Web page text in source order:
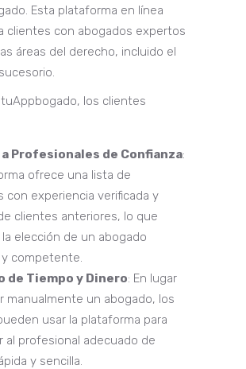
Esta plataforma en línea
clientes con abogados expertos
áreas del derecho, incluido el
los clientes
Profesionales de Confianza:
ofrece una lista de
con experiencia verificada y
clientes anteriores, lo que
la elección de un abogado
competente.
de Tiempo y Dinero: En lugar
manualmente un abogado, los
usar la plataforma para
al profesional adecuado de
y sencilla.